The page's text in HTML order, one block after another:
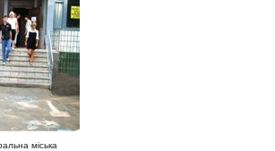
міська